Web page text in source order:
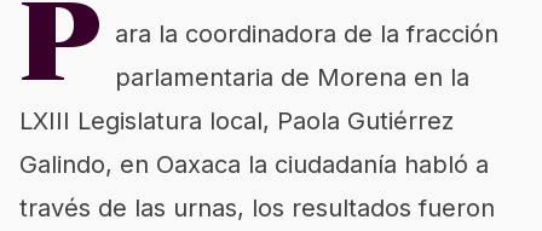
P ara la coordinadora de la fracción
parlamentaria de Morena en la
LXIII Legislatura local, Paola Gutiérrez
Galindo, en Oaxaca la ciudadanía habló a
través de las urnas, los resultados fueron